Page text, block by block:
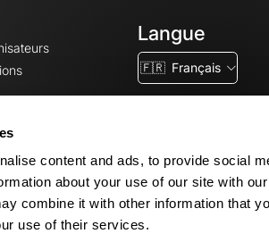
content and ads, to provide social
about your use of our site with
combine it with other information that
use of their services.
Langue
🇫🇷 Français